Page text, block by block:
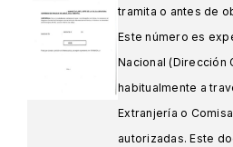
tramita o antes de
Este número es
Nacional (Dirección
habitualmente a
Extranjería o
autorizadas. Este